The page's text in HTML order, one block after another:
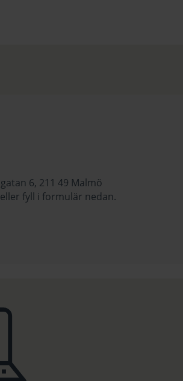
6, 211 49 Malmö
eller fyll i formulär nedan.